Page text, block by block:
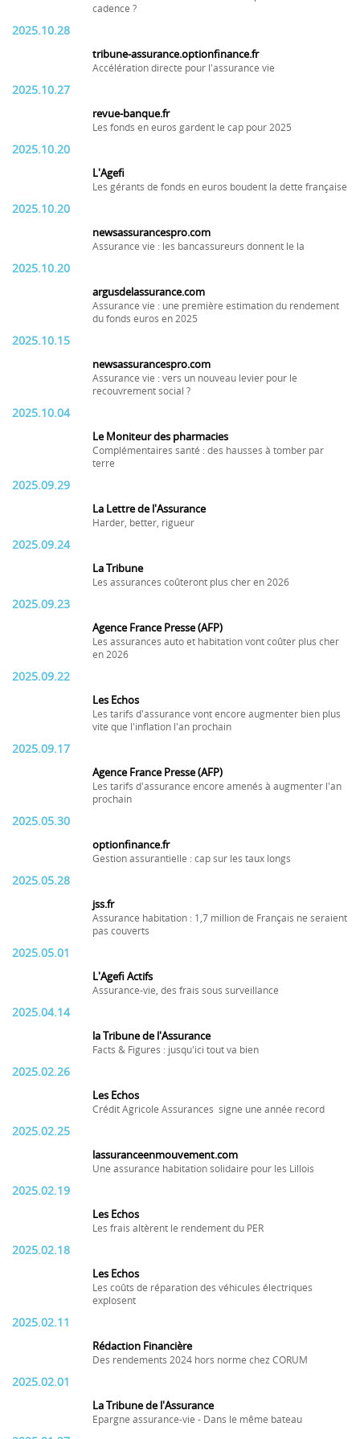
cadence ?
2025.10.28
tribune-assurance.optionfinance.fr
Accélération directe pour l'assurance vie
2025.10.27
revue-banque.fr
Les fonds en euros gardent le cap pour 2025
2025.10.20
L'Agefi
Les gérants de fonds en euros boudent la dette française
2025.10.20
newsassurancespro.com
Assurance vie : les bancassureurs donnent le la
2025.10.20
argusdelassurance.com
Assurance vie : une première estimation du rendement
du fonds euros en 2025
2025.10.15
newsassurancespro.com
Assurance vie : vers un nouveau levier pour le
recouvrement social ?
2025.10.04
Le Moniteur des pharmacies
Complémentaires santé : des hausses à tomber par
terre
2025.09.29
La Lettre de l'Assurance
Harder, better, rigueur
2025.09.24
La Tribune
Les assurances coûteront plus cher en 2026
2025.09.23
Agence France Presse (AFP)
Les assurances auto et habitation vont coûter plus cher
en 2026
2025.09.22
Les Echos
Les tarifs d'assurance vont encore augmenter bien plus
vite que l'inflation l'an prochain
2025.09.17
Agence France Presse (AFP)
Les tarifs d'assurance encore amenés à augmenter l'an
prochain
2025.05.30
optionfinance.fr
Gestion assurantielle : cap sur les taux longs
2025.05.28
jss.fr
Assurance habitation : 1,7 million de Français ne seraient
pas couverts
2025.05.01
L'Agefi Actifs
Assurance-vie, des frais sous surveillance
2025.04.14
la Tribune de l'Assurance
Facts & Figures : jusqu'ici tout va bien
2025.02.26
Les Echos
Crédit Agricole Assurances signe une année record
2025.02.25
lassuranceenmouvement.com
Une assurance habitation solidaire pour les Lillois
2025.02.19
Les Echos
Les frais altèrent le rendement du PER
2025.02.18
Les Echos
Les coûts de réparation des véhicules électriques
explosent
2025.02.11
Rédaction Financière
Des rendements 2024 hors norme chez CORUM
2025.02.01
La Tribune de l'Assurance
Epargne assurance-vie - Dans le même bateau